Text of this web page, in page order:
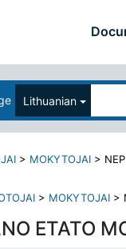
Lithuanian
> MOKYTOJAI >
> MOKYTOJAI >
ETATO